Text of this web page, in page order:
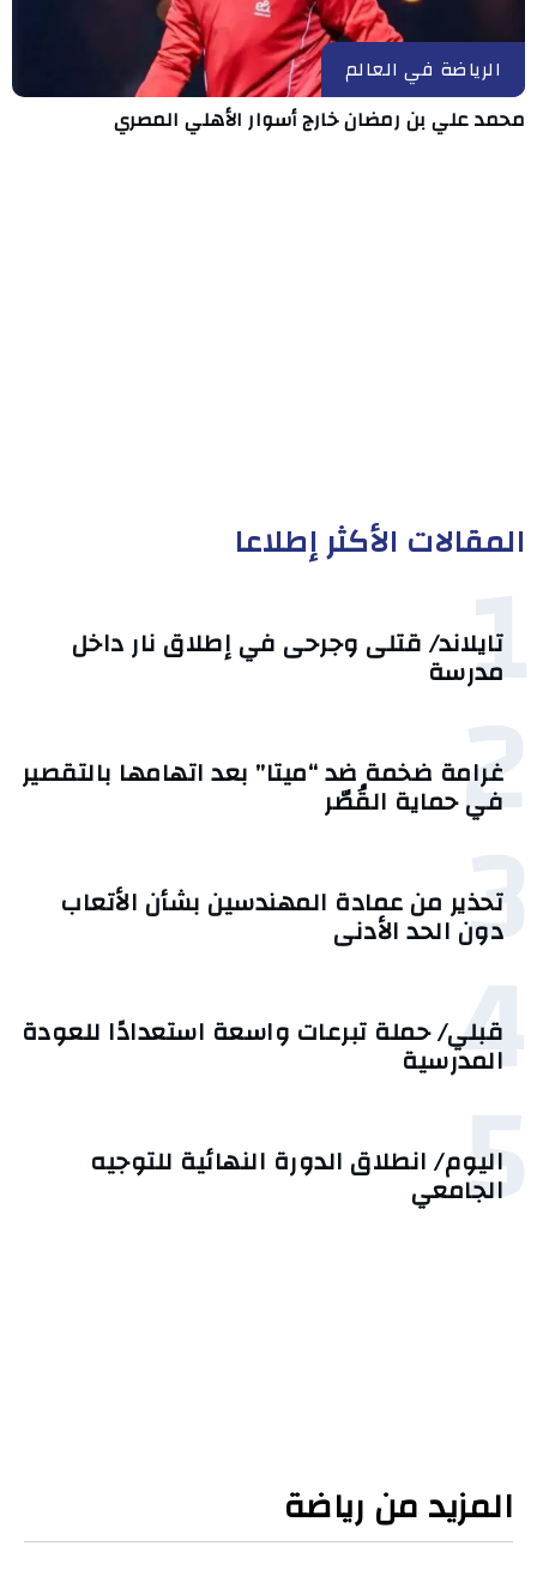
الرياضة في العالم
محمد علي بن رمضان خارج أسوار الأهلي المصري
المقالات الأكثر إطلاعا
1
تايلاند/ قتلى وجرحى في إطلاق نار داخل
مدرسة
2
غرامة ضخمة ضد “ميتا” بعد اتهامها بالتقصير
في حماية القُصّر
3
تحذير من عمادة المهندسين بشأن الأتعاب
دون الحد الأدنى
4
قبلي/ حملة تبرعات واسعة استعدادًا للعودة
المدرسية
5
اليوم/ انطلاق الدورة النهائية للتوجيه
الجامعي
المزيد من رياضة